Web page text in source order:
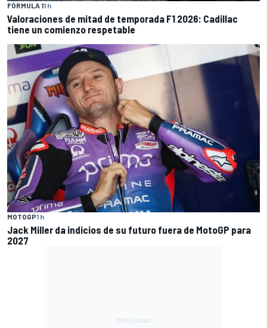
FÓRMULA 11 h
Valoraciones de mitad de temporada F1 2026: Cadillac
tiene un comienzo respetable
MOTOGP1 h
Jack Miller da indicios de su futuro fuera de MotoGP para
2027